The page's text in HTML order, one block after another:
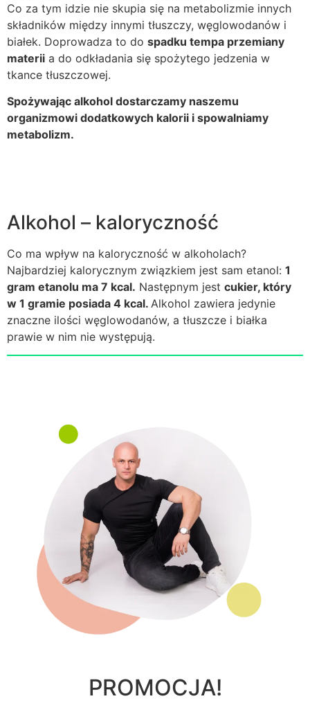
Co za tym idzie nie skupia się na metabolizmie innych
składników między innymi tłuszczy, węglowodanów i
białek. Doprowadza to do spadku tempa przemiany
materii a do odkładania się spożytego jedzenia w
tkance tłuszczowej.
Spożywając alkohol dostarczamy naszemu
organizmowi dodatkowych kalorii i spowalniamy
metabolizm.
Alkohol – kaloryczność
Co ma wpływ na kaloryczność w alkoholach?
Najbardziej kalorycznym związkiem jest sam etanol: 1
gram etanolu ma 7 kcal. Następnym jest cukier, który
w 1 gramie posiada 4 kcal. Alkohol zawiera jedynie
znaczne ilości węglowodanów, a tłuszcze i białka
prawie w nim nie występują.
PROMOCJA!